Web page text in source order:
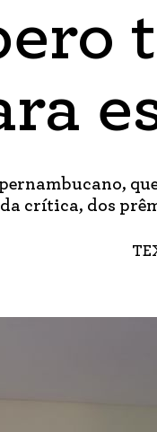
crítica, dos